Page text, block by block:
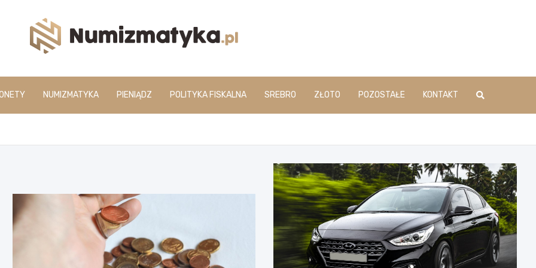
www.numizmatyka.pl
NUMIZMATYKA PIENIĄDZ POLITYKA FISKALNA SREBRO ZŁOTO POZOSTAŁE KONTAKT